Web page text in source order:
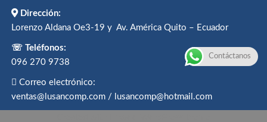
Dirección:
Lorenzo Aldana Oe3-19 y Av. América Quito – Ecuador
☏ Teléfonos:
096 270 9738
Correo electrónico:
ventas@lusancomp.com / lusancomp@hotmail.com
Contáctanos